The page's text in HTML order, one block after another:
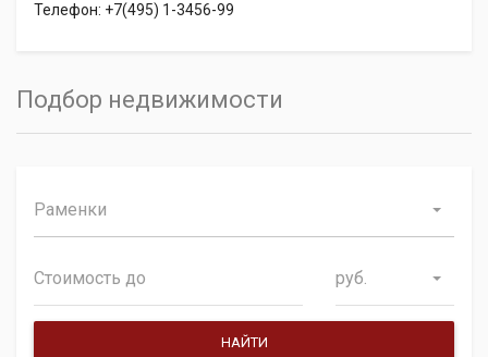
Телефон: +7(495) 1-3456-99
Подбор недвижимости
Раменки
руб.